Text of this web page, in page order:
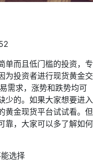
单而且低门槛的投资，专
为投资者进行现货黄金交
需求，涨势和跌势均可
少的。如果大家想要进入
黄金现货平台试试看。但
靠，大家可以多了解如何
选择